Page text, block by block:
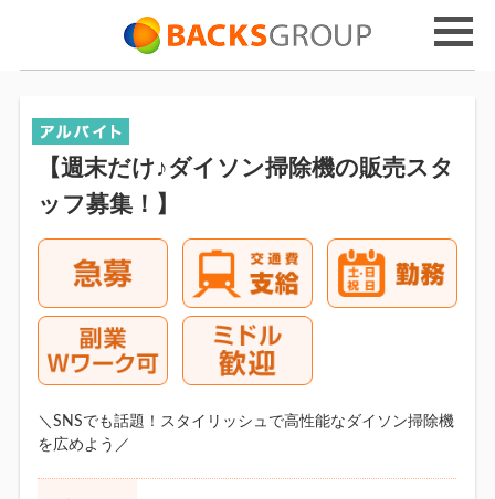
【週末だけ♪ダイソン掃除機の販売スタ
ッフ募集！】
＼SNSでも話題！スタイリッシュで高性能なダイソン掃除機
を広めよう／